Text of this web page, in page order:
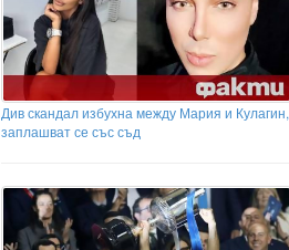
Див скандал избухна между Мария и Кулагин,
заплашват се със съд